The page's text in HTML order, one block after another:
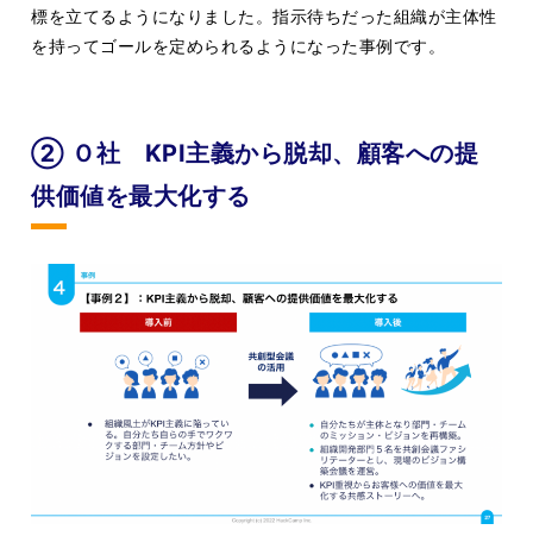
標を立てるようになりました。指示待ちだった組織が主体性
を持ってゴールを定められるようになった事例です。
② Ｏ社 KPI主義から脱却、顧客への提
供価値を最大化する